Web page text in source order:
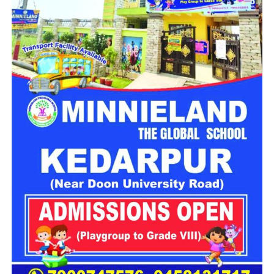
मिली जानकारी के अनुसार, जिला आपातकालीन परिचालन केंद्र को रात
करीब 8:43 बजे दुर्घटना की सूचना प्राप्त हुई। बताया गया कि वाहन संख्या
UK13CA0826 तरसाली के समीप संतुलन खो बैठा और सैकड़ों फीट
गहरी खाई में जा गिरा।
सूचना मिलते ही एसडीआरएफ, एनडीआरएफ, स्थानीय पुलिस और 108
एम्बुलेंस की संयुक्त टीम मौके पर पहुंची। दुर्गम इलाके में कई घंटों तक चले
रेस्क्यू ऑपरेशन के दौरान राहत दल ने खाई में गिरे डंपर तक पहुंचकर दोनों
लोगों को बाहर निकालने का प्रयास किया।